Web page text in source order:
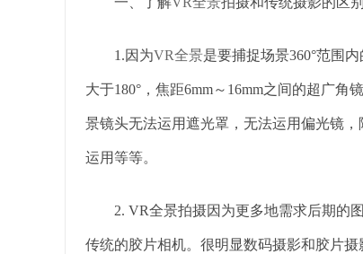
1.因为VR全景是要捕捉场景360°范围
大于180°，焦距6mm～16mm之间的超广
景镜头无法运用遮光罩，无法运用偏光镜
运用等等。
2. VR全景拍摄因为更多地需求后期的图
传统的胶片相机。很明显数码摄影和胶片